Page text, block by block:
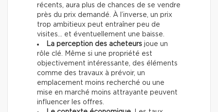
récents, aura plus de chances de se vendre
près du prix demandé. À l’inverse, un prix
trop ambitieux peut entraîner peu de
visites… et éventuellement une baisse.
La perception des acheteurs joue un
rôle clé. Même si une propriété est
objectivement intéressante, des éléments
comme des travaux à prévoir, un
emplacement moins recherché ou une
mise en marché moins attrayante peuvent
influencer les offres.